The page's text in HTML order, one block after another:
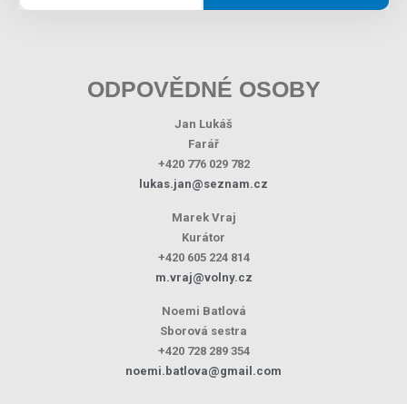
ODPOVĚDNÉ OSOBY
Jan Lukáš
Farář
+420 776 029 782
lukas.jan@seznam.cz
Marek Vraj
Kurátor
+420 605 224 814
m.vraj@volny.cz
Noemi Batlová
Sborová sestra
+420 728 289 354
noemi.batlova@gmail.com